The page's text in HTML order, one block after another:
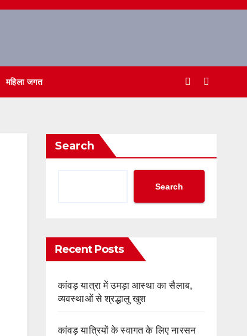
महिला जगत
Search
Search
Recent Posts
कांवड़ यात्रा में उमड़ा आस्था का सैलाब,
व्यवस्थाओं से श्रद्धालु खुश
कांवड़ यात्रियों के स्वागत के लिए नारसन